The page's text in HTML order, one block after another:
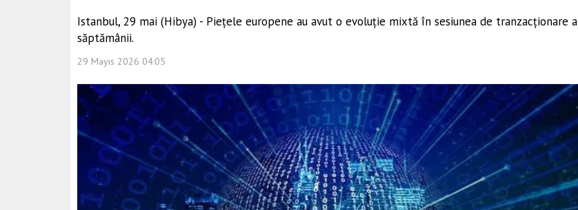
Istanbul, 29 mai (Hibya) - Piețele europene au avut o evoluție mixtă în sesiunea de tranzacționare a
săptămânii.
29 Mayıs 2026 04:05